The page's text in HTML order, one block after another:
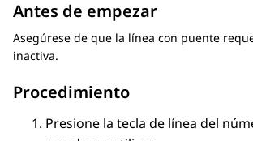
Antes de empezar
Asegúrese de que la línea con puente
inactiva.
Procedimiento
Presione la tecla de línea del